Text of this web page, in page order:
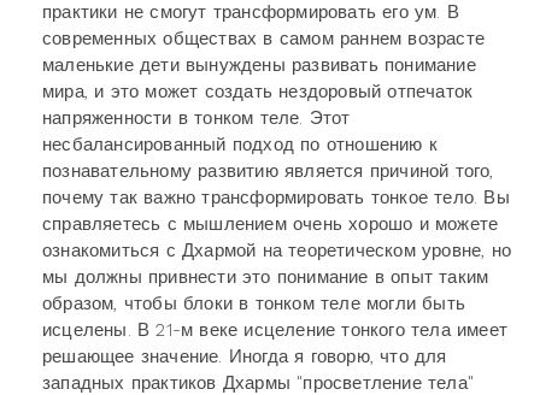
практики не смогут трансформировать его ум. В
современных обществах в самом раннем возрасте
маленькие дети вынуждены развивать понимание
мира, и это может создать нездоровый отпечаток
напряженности в тонком теле. Этот
несбалансированный подход по отношению к
познавательному развитию является причиной того,
почему так важно трансформировать тонкое тело. Вы
справляетесь с мышлением очень хорошо и можете
ознакомиться с Дхармой на теоретическом уровне, но
мы должны привнести это понимание в опыт таким
образом, чтобы блоки в тонком теле могли быть
исцелены. В 21-м веке исцеление тонкого тела имеет
решающее значение. Иногда я говорю, что для
западных практиков Дхармы "просветление тела"